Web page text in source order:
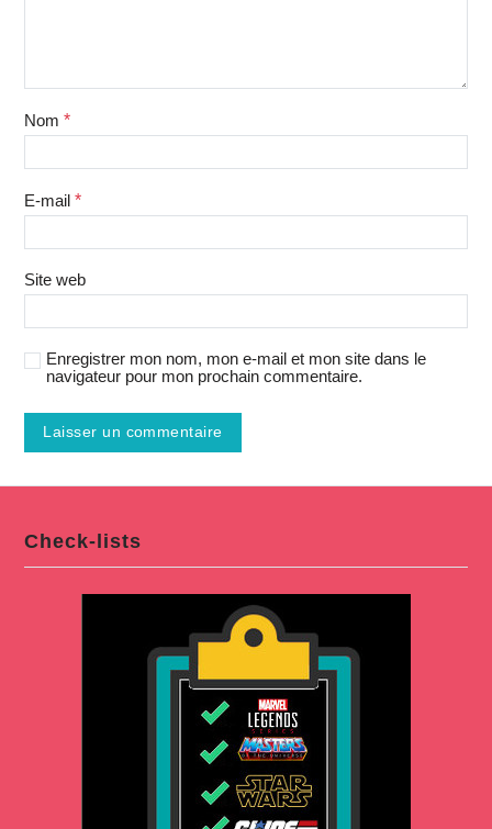
Nom *
E-mail *
Site web
Enregistrer mon nom, mon e-mail et mon site dans le
navigateur pour mon prochain commentaire.
Check-lists